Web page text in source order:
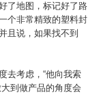
了地图，标记好了路
个非常精致的塑料封
且说，如果找不到
去考虑，“他向我索
到做产品的角度会